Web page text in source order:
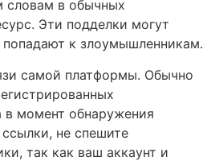
словам в обычных
Эти подделки могут
попадают к злоумышленникам.
самой платформы. Обычно
в момент обнаружения
не спешите
так как ваш аккаунт и